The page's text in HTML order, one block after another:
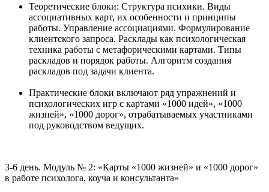
Теоретические блоки: Структура психики. Виды
ассоциативных карт, их особенности и принципы
работы. Управление ассоциациями. Формулирование
клиентского запроса. Расклады как психологическая
техника работы с метафорическими картами. Типы
раскладов и порядок работы. Алгоритм создания
раскладов под задачи клиента.
Практические блоки включают ряд упражнений и
психологических игр с картами «1000 идей», «1000
жизней», «1000 дорог», отрабатываемых участниками
под руководством ведущих.
3-6 день. Модуль № 2: «Карты «1000 жизней» и «1000 дорог»
в работе психолога, коуча и консультанта»